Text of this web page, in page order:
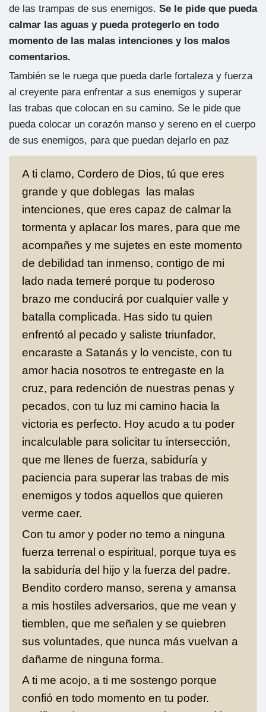
de las trampas de sus enemigos. Se le pide que pueda
calmar las aguas y pueda protegerlo en todo
momento de las malas intenciones y los malos
comentarios.
También se le ruega que pueda darle fortaleza y fuerza
al creyente para enfrentar a sus enemigos y superar
las trabas que colocan en su camino. Se le pide que
pueda colocar un corazón manso y sereno en el cuerpo
de sus enemigos, para que puedan dejarlo en paz
A ti clamo, Cordero de Dios, tú que eres
grande y que doblegas las malas
intenciones, que eres capaz de calmar la
tormenta y aplacar los mares, para que me
acompañes y me sujetes en este momento
de debilidad tan inmenso, contigo de mi
lado nada temeré porque tu poderoso
brazo me conducirá por cualquier valle y
batalla complicada. Has sido tu quien
enfrentó al pecado y saliste triunfador,
encaraste a Satanás y lo venciste, con tu
amor hacia nosotros te entregaste en la
cruz, para redención de nuestras penas y
pecados, con tu luz mi camino hacia la
victoria es perfecto. Hoy acudo a tu poder
incalculable para solicitar tu intersección,
que me llenes de fuerza, sabiduría y
paciencia para superar las trabas de mis
enemigos y todos aquellos que quieren
verme caer.
Con tu amor y poder no temo a ninguna
fuerza terrenal o espiritual, porque tuya es
la sabiduría del hijo y la fuerza del padre.
Bendito cordero manso, serena y amansa
a mis hostiles adversarios, que me vean y
tiemblen, que me señalen y se quiebren
sus voluntades, que nunca más vuelvan a
dañarme de ninguna forma.
A ti me acojo, a ti me sostengo porque
confió en todo momento en tu poder.